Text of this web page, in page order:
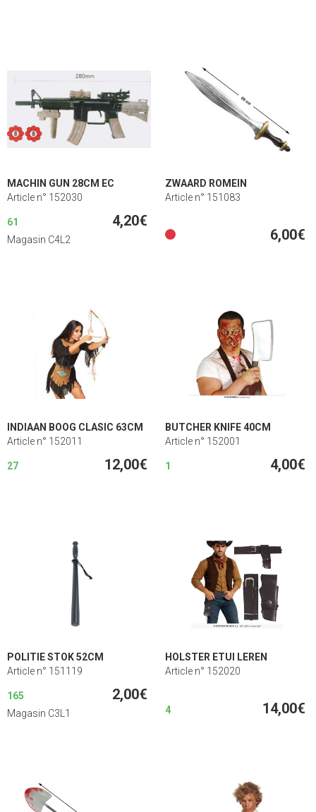
MACHIN GUN 28CM EC
Article n° 152030
61 4,20€
Magasin C4L2
ZWAARD ROMEIN
Article n° 151083
6,00€
INDIAAN BOOG CLASIC 63CM
Article n° 152011
27 12,00€
BUTCHER KNIFE 40CM
Article n° 152001
1 4,00€
POLITIE STOK 52CM
Article n° 151119
165 2,00€
Magasin C3L1
HOLSTER ETUI LEREN
Article n° 152020
4 14,00€